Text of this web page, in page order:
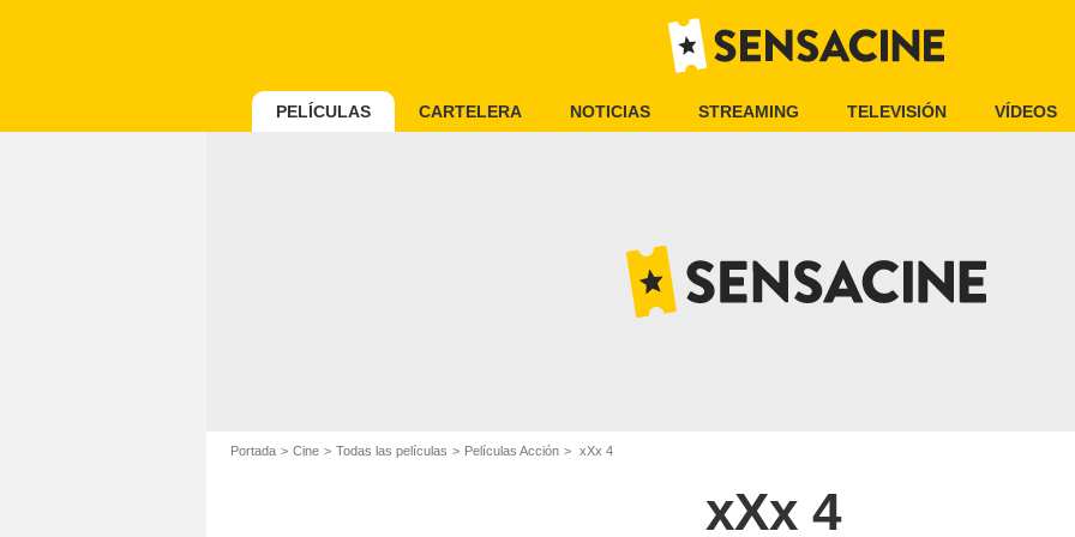
PELÍCULAS CARTELERA NOTICIAS STREAMING TELEVISIÓN VÍDEOS
Portada Cine Todas las películas Películas Acción xXx 4
xXx 4